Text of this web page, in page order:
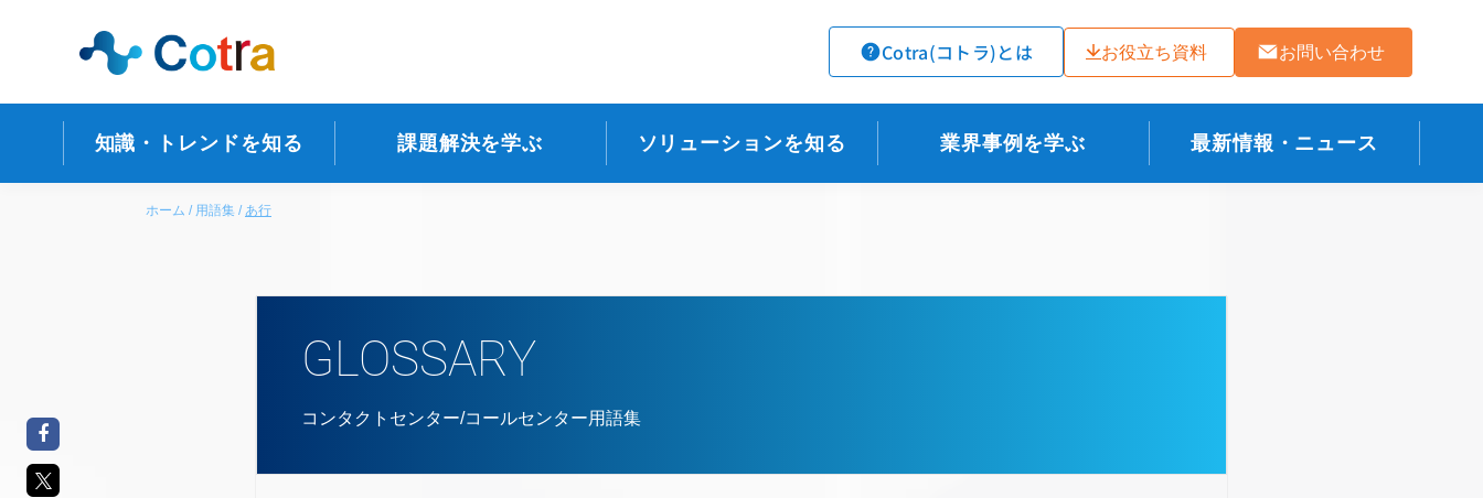
Cotra(コトラ)とは お役立ち資料 お問い合わせ
知識・トレンドを知る 課題解決を学ぶ ソリューションを知る 業界事例を学ぶ 最新情報・ニュース
ホーム 用語集 あ行
GLOSSARY
コンタクトセンター/コールセンター用語集